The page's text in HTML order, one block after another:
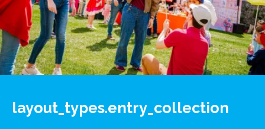
layout_types.entry_collection